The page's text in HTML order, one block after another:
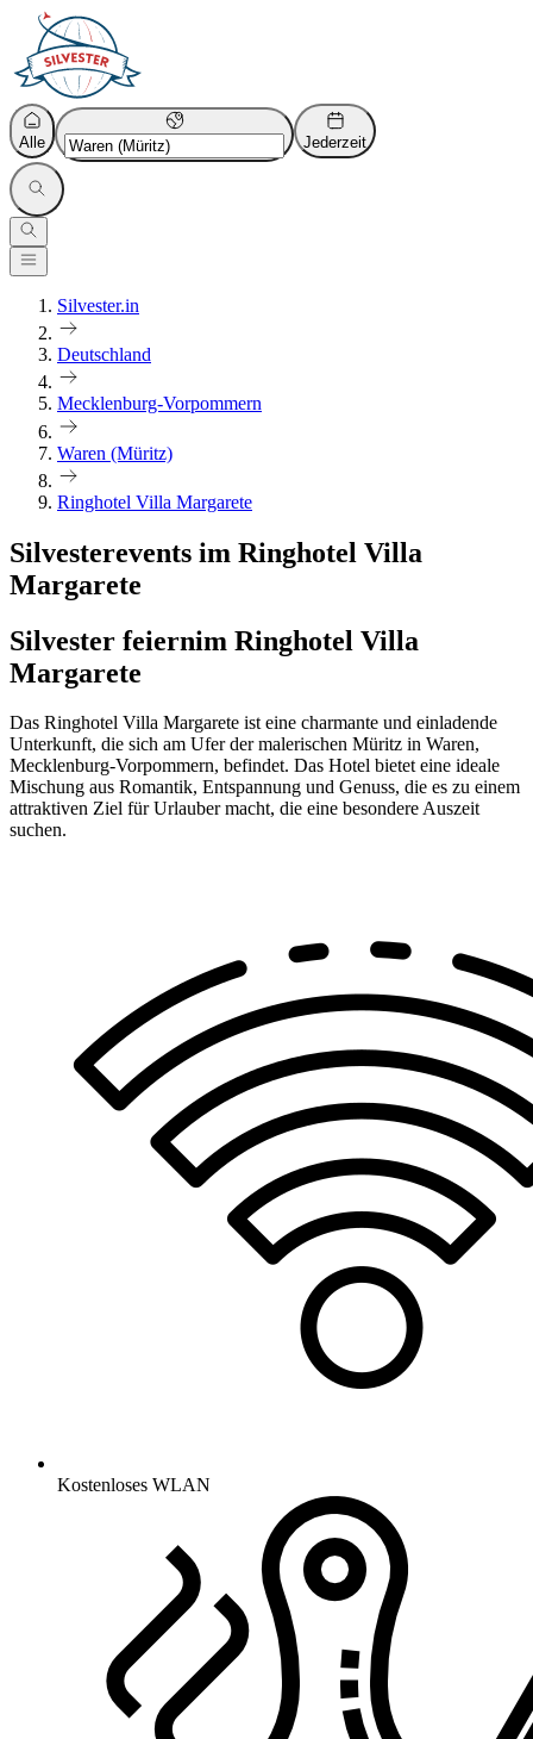
Alle Jederzeit
Silvester.in
Deutschland
Mecklenburg-Vorpommern
Waren (Müritz)
Ringhotel Villa Margarete
Silvesterevents im Ringhotel Villa
Margarete
Silvester feiernim Ringhotel Villa
Margarete
Das Ringhotel Villa Margarete ist eine charmante und einladende
Unterkunft, die sich am Ufer der malerischen Müritz in Waren,
Mecklenburg-Vorpommern, befindet. Das Hotel bietet eine ideale
Mischung aus Romantik, Entspannung und Genuss, die es zu einem
attraktiven Ziel für Urlauber macht, die eine besondere Auszeit
suchen.
Kostenloses WLAN